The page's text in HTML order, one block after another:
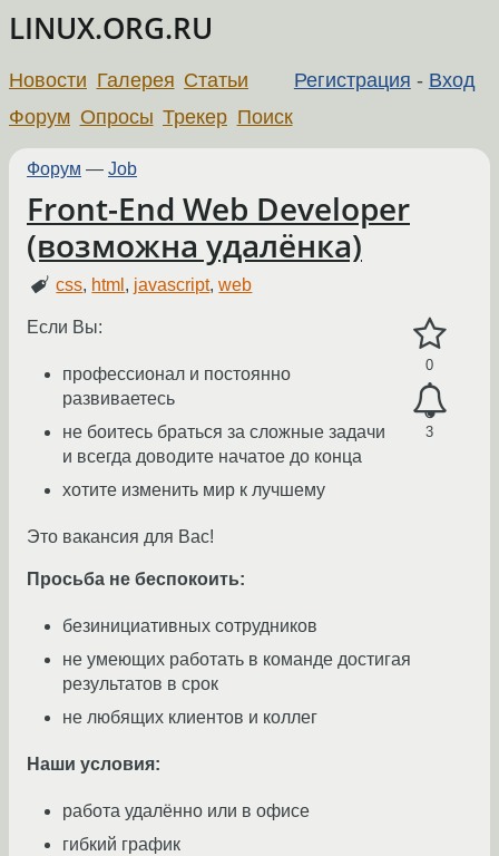
LINUX.ORG.RU
Регистрация - Вход
Новости Галерея Статьи
Форум Опросы Трекер Поиск
Форум — Job
Front-End Web Developer
(возможна удалёнка)
css, html , javascript,web
0
3
Если Вы:
профессионал и постоянно
развиваетесь
не боитесь браться за сложные задачи
и всегда доводите начатое до конца
хотите изменить мир к лучшему
Это вакансия для Вас!
Просьба не беспокоить:
безинициативных сотрудников
не умеющих работать в команде достигая
результатов в срок
не любящих клиентов и коллег
Наши условия:
работа удалённо или в офисе
гибкий график